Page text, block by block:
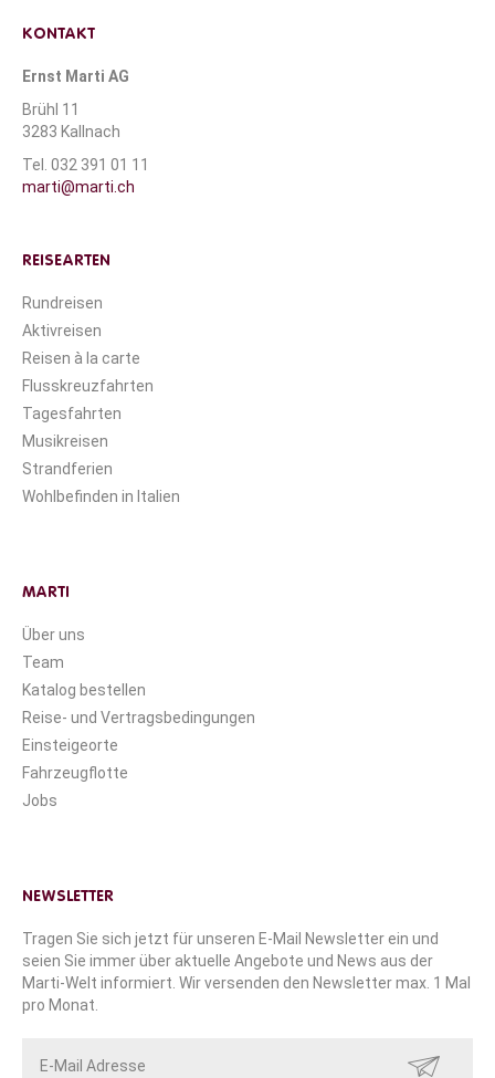
KONTAKT
Ernst Marti AG
Brühl 11
3283 Kallnach
Tel. 032 391 01 11
marti@marti.ch
REISEARTEN
Rundreisen
Aktivreisen
Reisen à la carte
Flusskreuzfahrten
Tagesfahrten
Musikreisen
Strandferien
Wohlbefinden in Italien
MARTI
Über uns
Team
Katalog bestellen
Reise- und Vertragsbedingungen
Einsteigeorte
Fahrzeugflotte
Jobs
NEWSLETTER
Tragen Sie sich jetzt für unseren E-Mail Newsletter ein und
seien Sie immer über aktuelle Angebote und News aus der
Marti-Welt informiert. Wir versenden den Newsletter max. 1 Mal
pro Monat.
SENDEN